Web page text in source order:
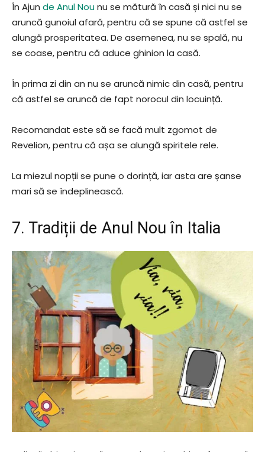
În Ajun de Anul Nounu se mătură în casă și nici nu se
aruncă gunoiul afară, pentru că se spune că astfel se
alungă prosperitatea. De asemenea, nu se spală, nu
se coase, pentru că aduce ghinion la casă.
În prima zi din an nu se aruncă nimic din casă, pentru
că astfel se aruncă de fapt norocul din locuință.
Recomandat este să se facă mult zgomot de
Revelion, pentru că așa se alungă spiritele rele.
La miezul nopții se pune o dorință, iar asta are șanse
mari să se îndeplinească.
7. Tradiții de Anul Nou în Italia